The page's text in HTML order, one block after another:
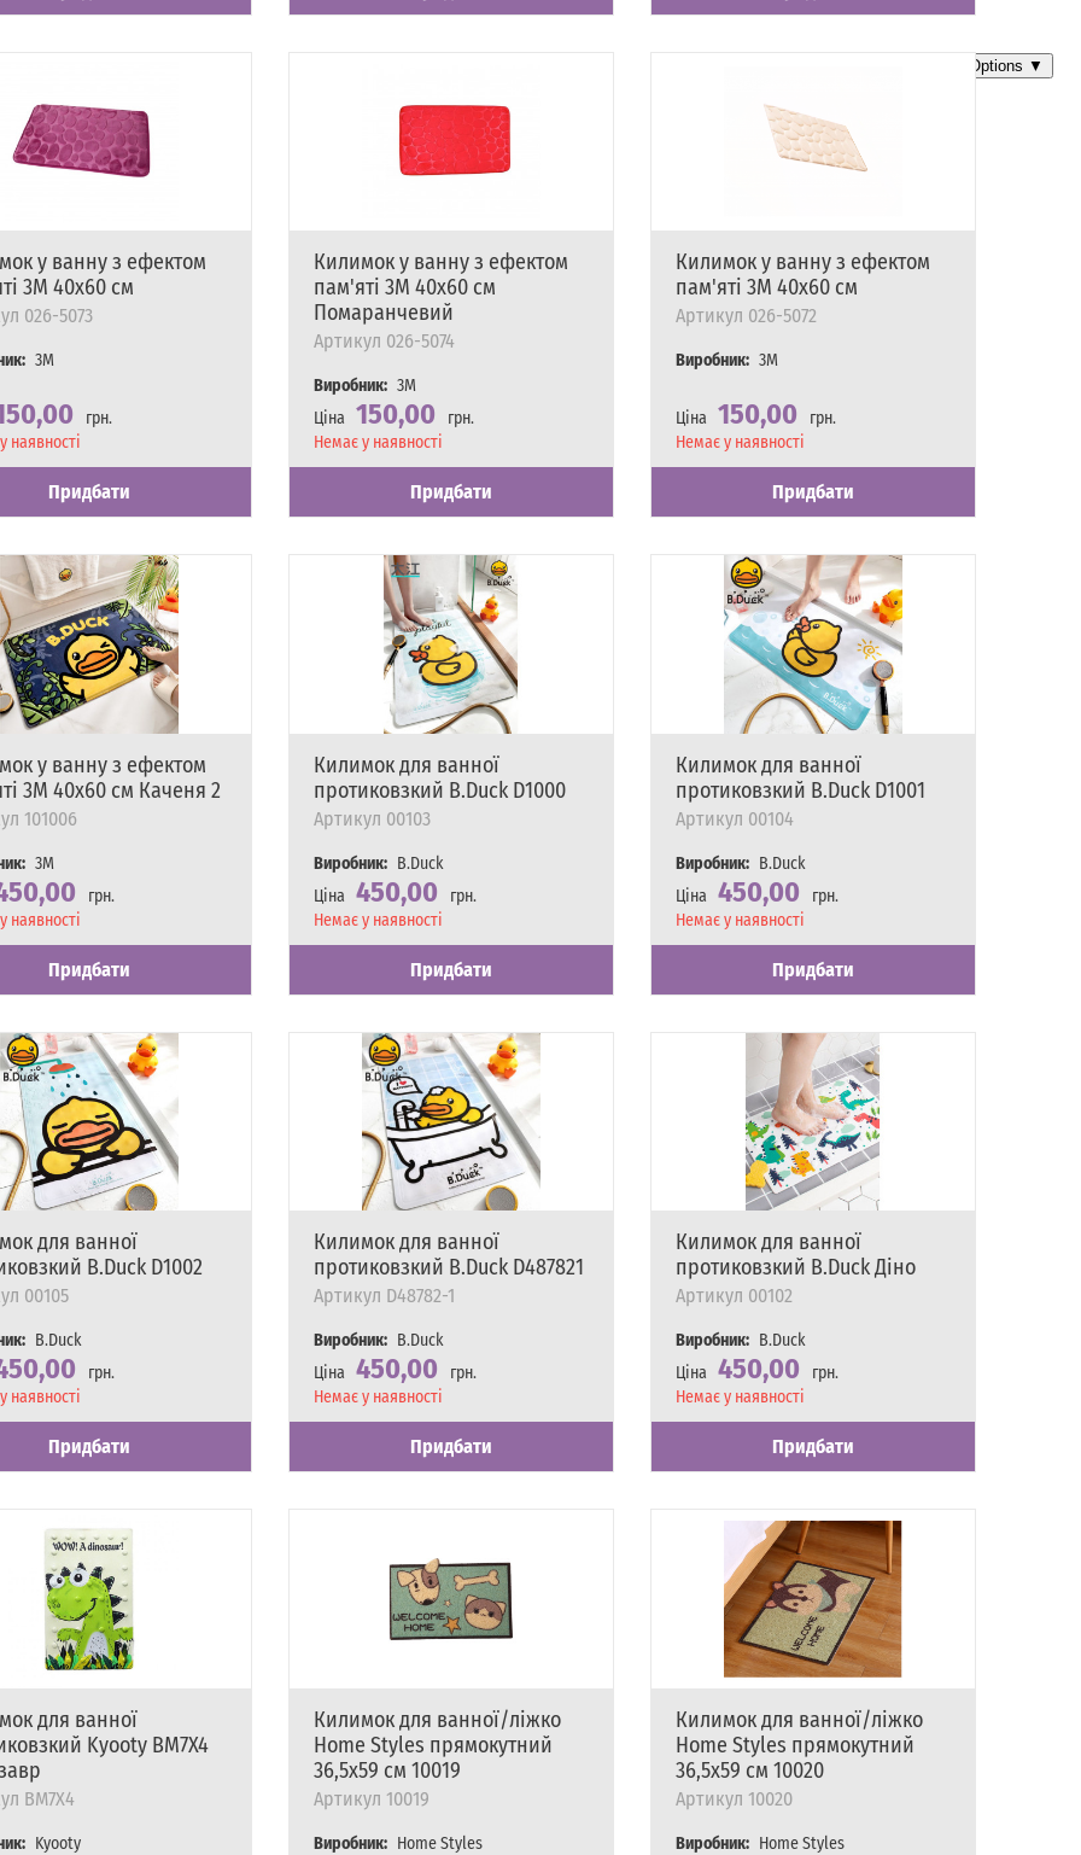
у ванну з ефектом
3M 40х60 см
026-5073
3M
грн.
наявності
Придбати
Килимок у ванну з ефектом
пам'яті 3M 40х60 см
Помаранчевий
Артикул 026-5074
Виробник: 3M
Ціна 150,00
грн.
Наявність
Немає у наявності
Придбати
Килимок у ванну з ефектом
пам'яті 3M 40х60 см
Артикул 026-5072
Виробник: 3M
Ціна 150,00
грн.
Наявність
Немає у наявності
Придбати
у ванну з ефектом
3M 40х60 см Каченя 2
101006
3M
грн.
наявності
Придбати
Килимок для ванної
протиковзкий B.Duck D1000
Артикул 00103
Виробник: B.Duck
Ціна 450,00
грн.
Наявність
Немає у наявності
Придбати
Килимок для ванної
протиковзкий B.Duck D1001
Артикул 00104
Виробник: B.Duck
Ціна 450,00
грн.
Наявність
Немає у наявності
Придбати
для ванної
B.Duck D1002
00105
B.Duck
грн.
наявності
Придбати
Килимок для ванної
протиковзкий B.Duck D487821
Артикул D48782-1
Виробник: B.Duck
Ціна 450,00
грн.
Наявність
Немає у наявності
Придбати
Килимок для ванної
протиковзкий B.Duck Діно
Артикул 00102
Виробник: B.Duck
Ціна 450,00
грн.
Наявність
Немає у наявності
Придбати
для ванної
Kyooty BM7X4
BM7X4
Kyooty
Килимок для ванної/ліжко
Home Styles прямокутний
36,5х59 см 10019
Артикул 10019
Виробник: Home Styles
Килимок для ванної/ліжко
Home Styles прямокутний
36,5х59 см 10020
Артикул 10020
Виробник: Home Styles